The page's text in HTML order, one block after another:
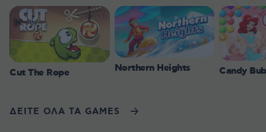
Cut The Rope Northern Heights Candy
ΔΕΙΤΕ ΟΛΑ ΤΑ GAMES